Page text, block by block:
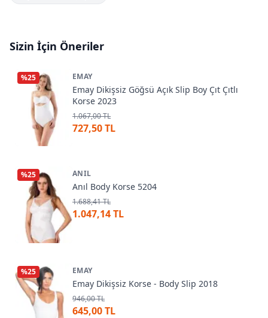
Sizin İçin Öneriler
%25 EMAY
Emay Dikişsiz Göğsü Açık Slip Boy Çıt Çıtlı
Korse 2023
1.067,00 TL
727,50 TL
%25 ANIL
Anıl Body Korse 5204
1.688,41 TL
1.047,14 TL
%25 EMAY
Emay Dikişsiz Korse - Body Slip 2018
946,00 TL
645,00 TL